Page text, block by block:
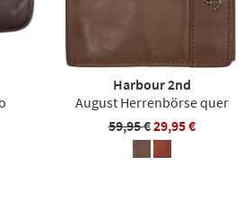
Harbour 2nd
August Herrenbörse quer
59,95 €29,95 €